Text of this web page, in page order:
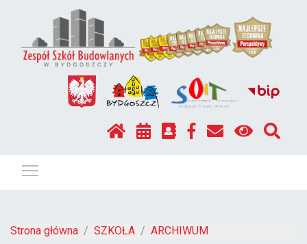
Strona główna SZKOŁA ARCHIWUM